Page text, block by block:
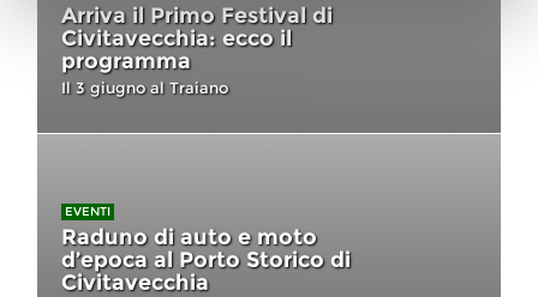
Arriva il Primo Festival di
Civitavecchia: ecco il
programma
Il 3 giugno al Traiano
EVENTI
Raduno di auto e moto
d’epoca al Porto Storico di
Civitavecchia